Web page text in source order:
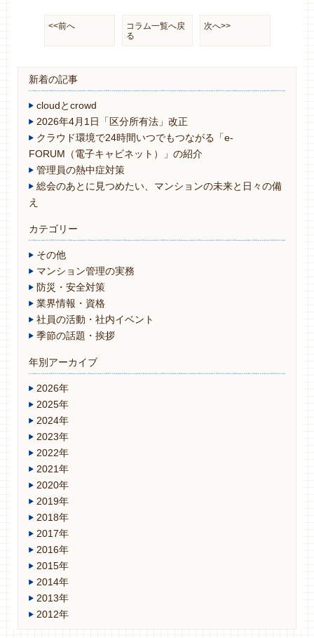
<<前へ
コラム一覧へ戻
る
次へ>>
新着の記事
cloudとcrowd
2026年4月1日「区分所有法」改正
クラウド環境で24時間いつでもつながる「e-
FORUM（電子キャビネット）」の紹介
管理員の熱中症対策
総会のあとに見つめたい、マンションの未来と日々の備
え
カテゴリー
その他
マンション管理の実務
防災・安全対策
業界情報・資格
社員の活動・社内イベント
季節の話題・挨拶
年別アーカイブ
2026年
2025年
2024年
2023年
2022年
2021年
2020年
2019年
2018年
2017年
2016年
2015年
2014年
2013年
2012年